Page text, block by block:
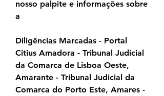
nosso palpite e informações sobre
a
Diligências Marcadas - Portal
Citius Amadora - Tribunal Judicial
da Comarca de Lisboa Oeste,
Amarante - Tribunal Judicial da
Comarca do Porto Este, Amares -